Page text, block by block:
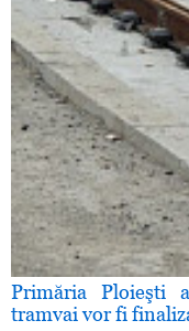
Primăria Ploieşti
tramvai vor fi